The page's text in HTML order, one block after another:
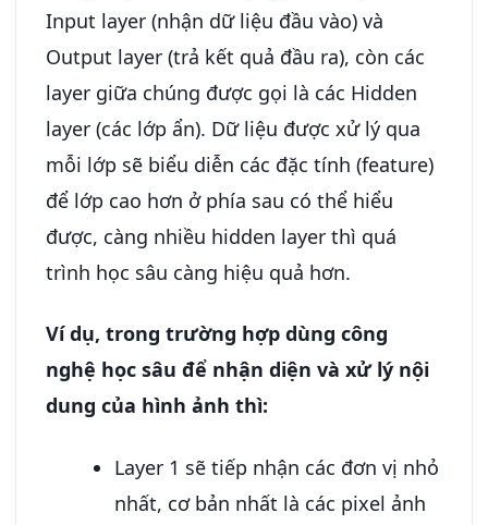
Input layer (nhận dữ liệu đầu vào) và
Output layer (trả kết quả đầu ra), còn các
layer giữa chúng được gọi là các Hidden
layer (các lớp ẩn). Dữ liệu được xử lý qua
mỗi lớp sẽ biểu diễn các đặc tính (feature)
để lớp cao hơn ở phía sau có thể hiểu
được, càng nhiều hidden layer thì quá
trình học sâu càng hiệu quả hơn.
Ví dụ, trong trường hợp dùng công
nghệ học sâu để nhận diện và xử lý nội
dung của hình ảnh thì:
Layer 1 sẽ tiếp nhận các đơn vị nhỏ
nhất, cơ bản nhất là các pixel ảnh